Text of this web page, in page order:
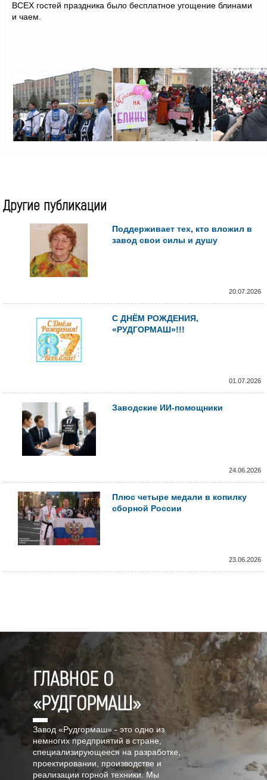
ВСЕХ гостей праздника было бесплатное угощение блинами
и чаем.
Другие публикации
Поддерживает тех, кто вложил в
завод свои силы и душу
20.07.2026
С ДНЁМ РОЖДЕНИЯ,
«РУДГОРМАШ»!!!
01.07.2026
Заводские ИИ-помощники
24.06.2026
Плюс четыре медали в копилку
сборной России
23.06.2026
ГЛАВНОЕ О
«РУДГОРМАШ»
Завод «Рудгормаш» - это одно из
немногих предприятий в стране,
специализирующееся на разработке,
проектировании, производстве и
реализации горной техники. Мы